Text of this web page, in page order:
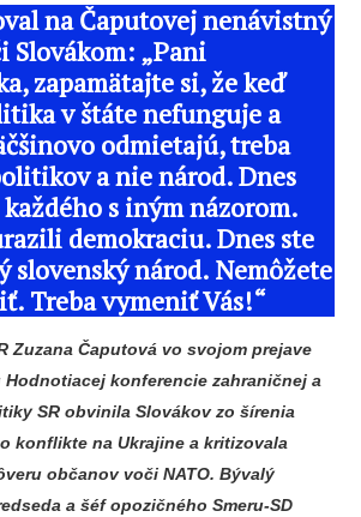
na Čaputovej nenávistný
Slovákom: „Pani
zapamätajte si, že keď
v štáte nefunguje a
odmietajú, treba
a nie národ. Dnes
s iným názorom.
demokraciu. Dnes ste
slovenský národ. Nemôžete
Treba vymeniť Vás!“
Zuzana Čaputová vo svojom prejave
Hodnotiacej konferencie zahraničnej a
SR obvinila Slovákov zo šírenia
konflikte na Ukrajine a kritizovala
občanov voči NATO. Bývalý
a šéf opozičného Smeru-SD